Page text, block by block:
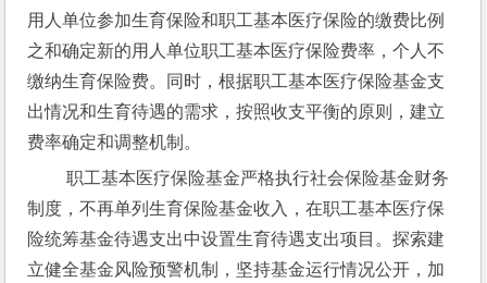
用人单位参加生育保险和职工基本医疗保险的缴费比例
之和确定新的用人单位职工基本医疗保险费率，个人不
缴纳生育保险费。同时，根据职工基本医疗保险基金支
出情况和生育待遇的需求，按照收支平衡的原则，建立
费率确定和调整机制。
职工基本医疗保险基金严格执行社会保险基金财务
制度，不再单列生育保险基金收入，在职工基本医疗保
险统筹基金待遇支出中设置生育待遇支出项目。探索建
立健全基金风险预警机制，坚持基金运行情况公开，加